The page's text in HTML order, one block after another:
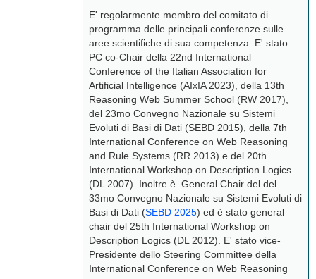
E' regolarmente membro del comitato di
programma delle principali conferenze sulle
aree scientifiche di sua competenza. E' stato
PC co-Chair della 22nd International
Conference of the Italian Association for
Artificial Intelligence (AIxIA 2023), della 13th
Reasoning Web Summer School (RW 2017),
del 23mo Convegno Nazionale su Sistemi
Evoluti di Basi di Dati (SEBD 2015), della 7th
International Conference on Web Reasoning
and Rule Systems (RR 2013) e del 20th
International Workshop on Description Logics
(DL 2007). Inoltre è General Chair del del
33mo Convegno Nazionale su Sistemi Evoluti di
Basi di Dati (SEBD 2025) ed è stato general
chair del 25th International Workshop on
Description Logics (DL 2012). E' stato vice-
Presidente dello Steering Committee della
International Conference on Web Reasoning